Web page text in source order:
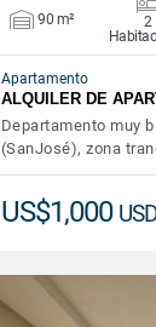
90 m²
2
Apartamento
ALQUILER DE
Departamento muy
(SanJosé), zona
US$1,000 USD